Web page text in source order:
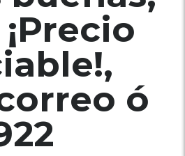
ó